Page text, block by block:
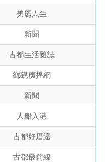
美麗人生
新聞
古都生活雜誌
鄉親廣播網
新聞
大船入港
古都好厝邊
古都最前線